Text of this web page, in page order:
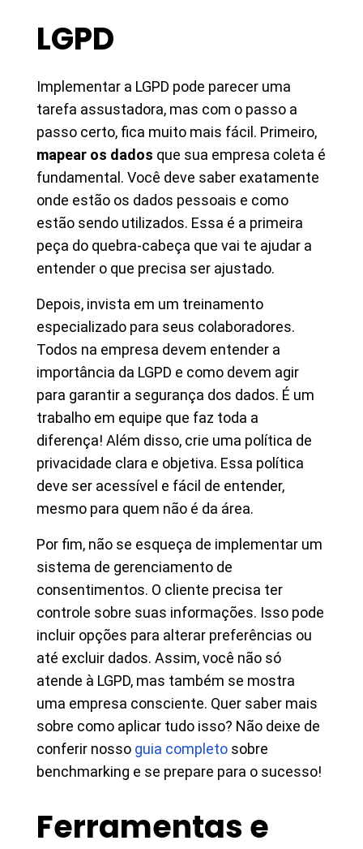
LGPD
Implementar a LGPD pode parecer uma
tarefa assustadora, mas com o passo a
passo certo, fica muito mais fácil. Primeiro,
mapear os dados que sua empresa coleta é
fundamental. Você deve saber exatamente
onde estão os dados pessoais e como
estão sendo utilizados. Essa é a primeira
peça do quebra-cabeça que vai te ajudar a
entender o que precisa ser ajustado.
Depois, invista em um treinamento
especializado para seus colaboradores.
Todos na empresa devem entender a
importância da LGPD e como devem agir
para garantir a segurança dos dados. É um
trabalho em equipe que faz toda a
diferença! Além disso, crie uma política de
privacidade clara e objetiva. Essa política
deve ser acessível e fácil de entender,
mesmo para quem não é da área.
Por fim, não se esqueça de implementar um
sistema de gerenciamento de
consentimentos. O cliente precisa ter
controle sobre suas informações. Isso pode
incluir opções para alterar preferências ou
até excluir dados. Assim, você não só
atende à LGPD, mas também se mostra
uma empresa consciente. Quer saber mais
sobre como aplicar tudo isso? Não deixe de
conferir nosso guia completo sobre
benchmarking e se prepare para o sucesso!
Ferramentas e